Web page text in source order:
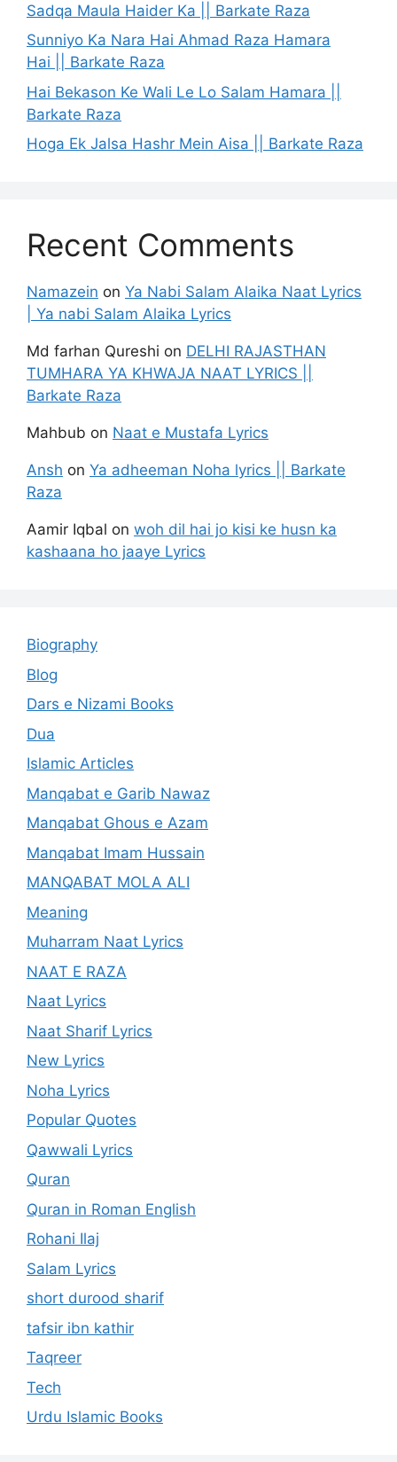
Sadqa Maula Haider Ka || Barkate Raza
Sunniyo Ka Nara Hai Ahmad Raza Hamara
Hai || Barkate Raza
Hai Bekason Ke Wali Le Lo Salam Hamara ||
Barkate Raza
Hoga Ek Jalsa Hashr Mein Aisa || Barkate Raza
Recent Comments
Namazein on Ya Nabi Salam Alaika Naat Lyrics
| Ya nabi Salam Alaika Lyrics
Md farhan Qureshi on DELHI RAJASTHAN
TUMHARA YA KHWAJA NAAT LYRICS ||
Barkate Raza
Mahbub on Naat e Mustafa Lyrics
Ansh on Ya adheeman Noha lyrics || Barkate
Raza
Aamir Iqbal on woh dil hai jo kisi ke husn ka
kashaana ho jaaye Lyrics
Biography
Blog
Dars e Nizami Books
Dua
Islamic Articles
Manqabat e Garib Nawaz
Manqabat Ghous e Azam
Manqabat Imam Hussain
MANQABAT MOLA ALI
Meaning
Muharram Naat Lyrics
NAAT E RAZA
Naat Lyrics
Naat Sharif Lyrics
New Lyrics
Noha Lyrics
Popular Quotes
Qawwali Lyrics
Quran
Quran in Roman English
Rohani Ilaj
Salam Lyrics
short durood sharif
tafsir ibn kathir
Taqreer
Tech
Urdu Islamic Books